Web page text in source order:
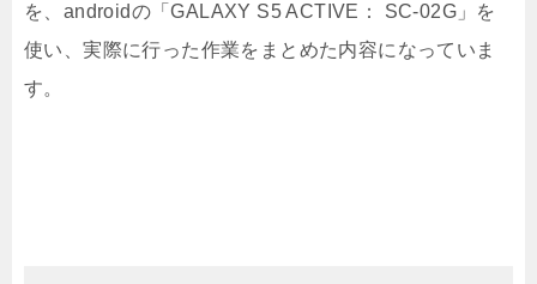
を、androidの「GALAXY S5 ACTIVE： SC-02G」を
使い、実際に行った作業をまとめた内容になっていま
す。